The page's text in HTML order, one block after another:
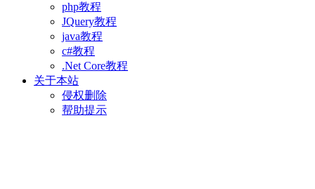
php教程
JQuery教程
java教程
c#教程
.Net Core教程
关于本站
侵权删除
帮助提示